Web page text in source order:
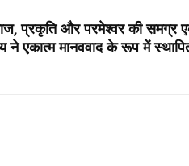
प्रकृति और परमेश्वर की समग्र
ने एकात्म मानववाद के रूप में